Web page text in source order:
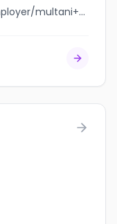
jobbank.gc.ca/browsejobs/employer/multani+family/ca